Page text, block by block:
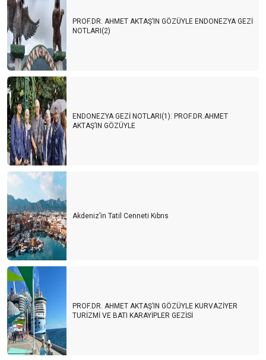
PROF.DR. AHMET AKTAŞ’IN GÖZÜYLE ENDONEZYA GEZİ
NOTLARI(2)
ENDONEZYA GEZİ NOTLARI(1): PROF.DR.AHMET
AKTAŞ’IN GÖZÜYLE
Akdeniz’in Tatil Cenneti Kıbrıs
PROF.DR. AHMET AKTAŞ’IN GÖZÜYLE KURVAZİYER
TURİZMİ VE BATI KARAYİPLER GEZİSİ